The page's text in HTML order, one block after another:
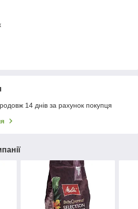
14 днів за рахунок покупця